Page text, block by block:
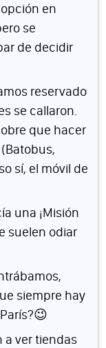
en
se
de decidir
reservado
se callaron.
que hacer
(Batobus,
sí, el móvil de
una ¡Misión
suelen odiar
siempre hay
a ver tiendas